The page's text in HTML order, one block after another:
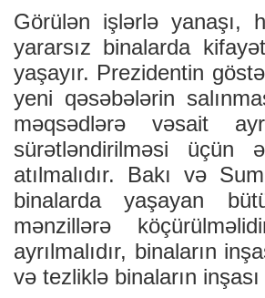
Görülən işlərlə yanaşı,
yararsız binalarda
yaşayır. Prezidentin
yeni qəsəbələrin
məqsədlərə vəsait
sürətləndirilməsi üçün
atılmalıdır. Bakı və
binalarda yaşayan
mənzillərə
ayrılmalıdır, binaların
və tezliklə binaların inşası